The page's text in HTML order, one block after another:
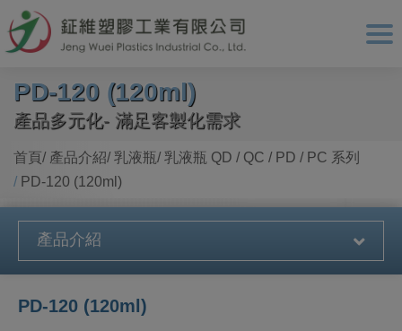
PD-120 (120ml)
產品多元化- 滿足客製化需求
首頁 產品介紹 乳液瓶 乳液瓶 QD / QC / PD / PC 系列
PD-120 (120ml)
產品介紹
PD-120 (120ml)
Cookie管理面板